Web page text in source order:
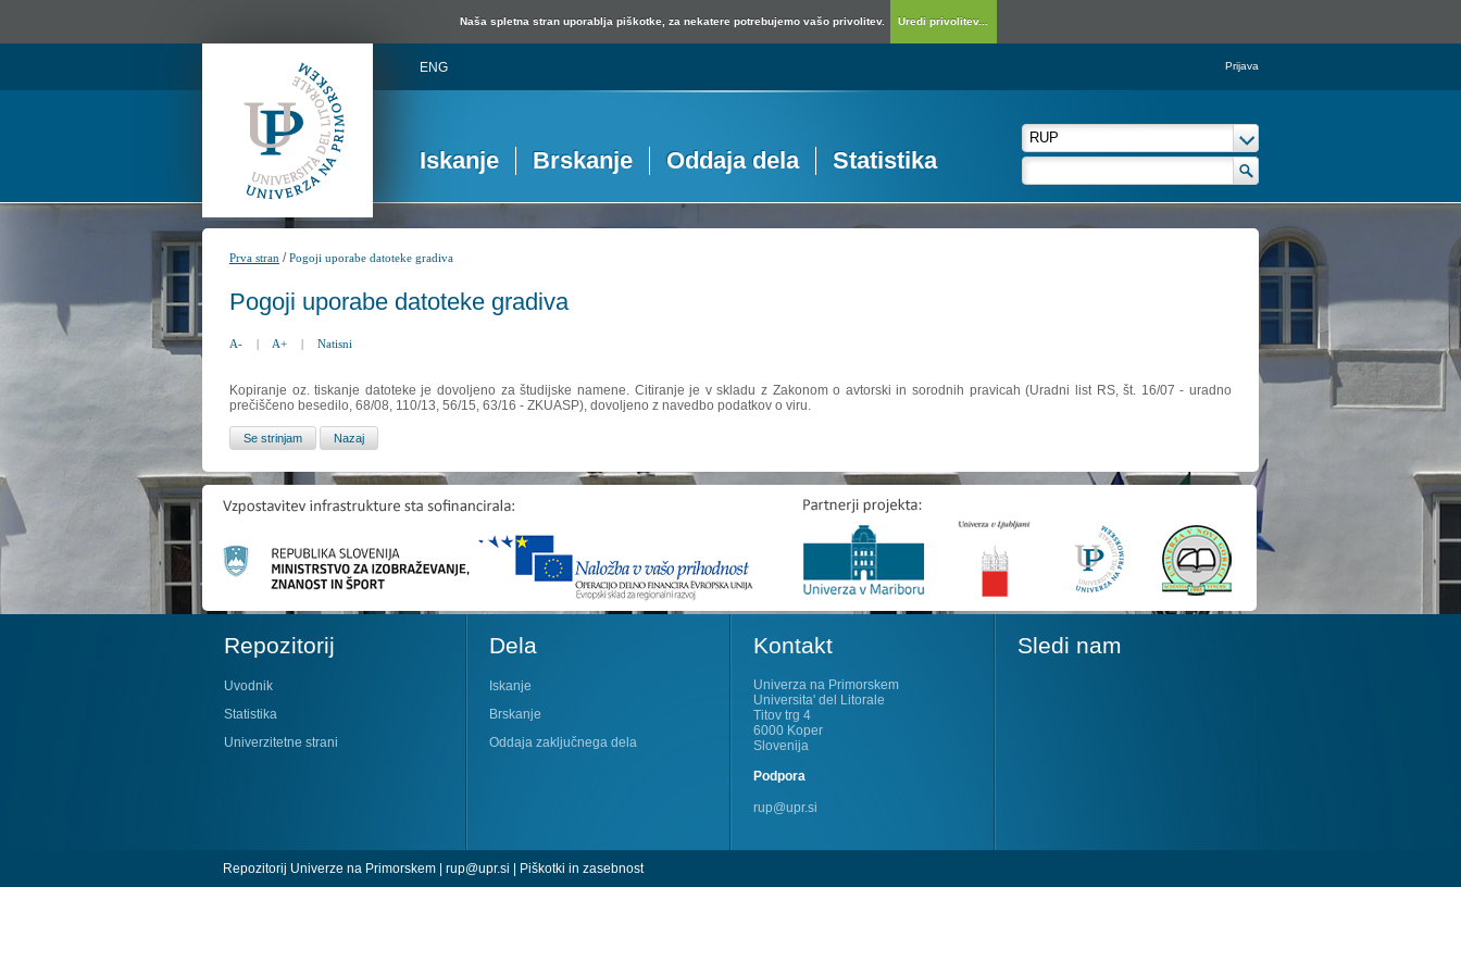
Naša spletna stran uporablja piškotke, za nekatere potrebujemo vašo privolitev. Uredi privolitev...
ENG Prijava
Iskanje Brskanje Oddaja dela Statistika
Prva stran /Pogoji uporabe datoteke gradiva
Pogoji uporabe datoteke gradiva
A- | A+ | Natisni
Kopiranje oz. tiskanje datoteke je dovoljeno za študijske namene. Citiranje je v skladu z Zakonom o avtorski in sorodnih pravicah (Uradni list RS, št. 16/07 - uradno
prečiščeno besedilo, 68/08, 110/13, 56/15, 63/16 - ZKUASP), dovoljeno z navedbo podatkov o viru.
Repozitorij
Uvodnik
Statistika
Univerzitetne strani
Dela
Iskanje
Brskanje
Oddaja zaključnega dela
Kontakt
Univerza na Primorskem
Universita' del Litorale
Titov trg 4
6000 Koper
Slovenija
Podpora
rup@upr.si
Sledi nam
Repozitorij Univerze na Primorskem | rup@upr.si | Piškotki in zasebnost